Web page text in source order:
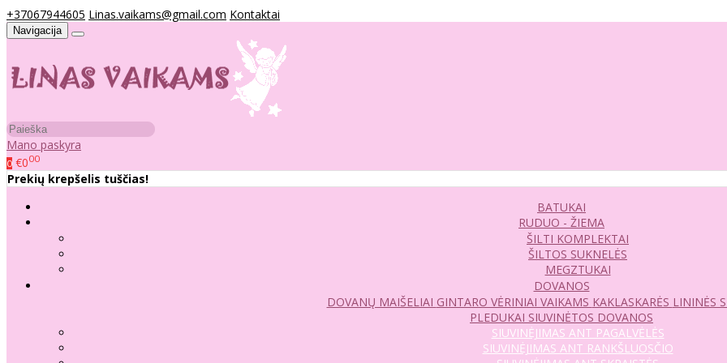
+37067944605 Linas.vaikams@gmail.com Kontaktai
Navigacija
Mano paskyra
0 €000
Prekių krepšelis tuščias!
BATUKAI
RUDUO - ŽIEMA
ŠILTI KOMPLEKTAI
ŠILTOS SUKNELĖS
MEGZTUKAI
DOVANOS
DOVANŲ MAIŠELIAI GINTARO VĖRINIAI VAIKAMS KAKLASKARĖS LININĖS
PLEDUKAI SIUVINĖTOS DOVANOS
SIUVINĖJIMAS ANT PAGALVĖLĖS
SIUVINĖJIMAS ANT RANKŠLUOSČIO